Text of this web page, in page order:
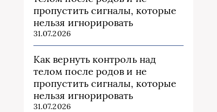
пропустить сигналы, которые
нельзя игнорировать
31.07.2026
Как вернуть контроль над
телом после родов и не
пропустить сигналы, которые
нельзя игнорировать
31.07.2026